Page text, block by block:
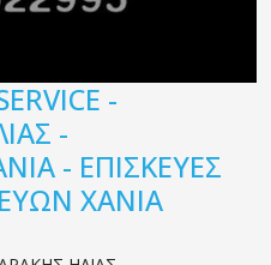
-
-
- ΕΠΙΣΚΕΥΕΣ
ΧΑΝΙΑ